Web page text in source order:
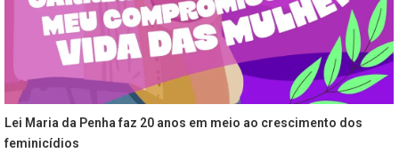
Lei Maria da Penha faz 20 anos em meio ao crescimento dos
feminicídios